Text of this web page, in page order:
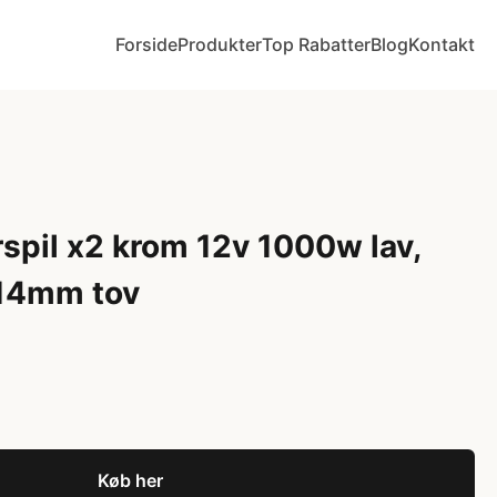
ForsideProdukterTop RabatterBlogKontakt
x2 krom 12v 1000w lav,
tov
Køb her